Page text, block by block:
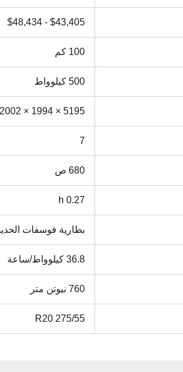
$43,405 - $48,434
100 كم
500 كيلوواط
5195 × 1994 × 2002 مم
7
680 ص
0.27 h
بطارية فوسفات الحديد
36.8 كيلوواط/ساعة
760 نيوتن متر
275/55 R20